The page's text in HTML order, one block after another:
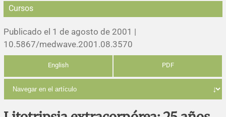
De los editores
Editoriales
Comentarios
Cartas a los editores
Estudios originales
Estudios cualitativos
Análisis
Cursos
Publicado el 1 de agosto de 2001 |
10.5867/medwave.2001.08.3570
English PDF